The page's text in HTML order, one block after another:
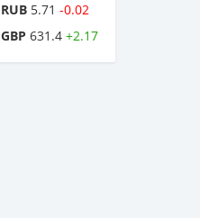
RUB 5.71 -0.02
GBP 631.4 +2.17